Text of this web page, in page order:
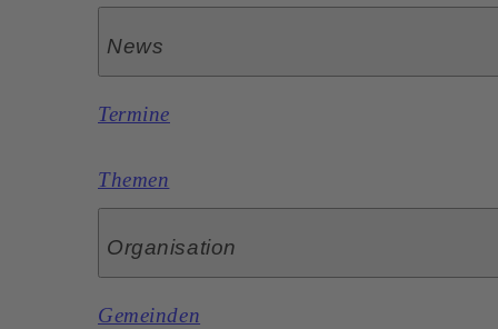
News
Termine
Themen
Organisation
Gemeinden